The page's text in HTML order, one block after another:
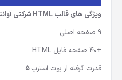
ویژگی های قالب HTML شرکتی آوانته
9 صفحه اصلی
+40 صفحه فایل HTML
قدرت گرفته از بوت استرپ5